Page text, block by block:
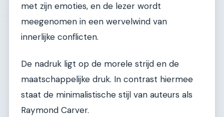
met zijn emoties, en de lezer wordt
meegenomen in een wervelwind van
innerlijke conflicten.
De nadruk ligt op de morele strijd en de
maatschappelijke druk. In contrast hiermee
staat de minimalistische stijl van auteurs als
Raymond Carver.